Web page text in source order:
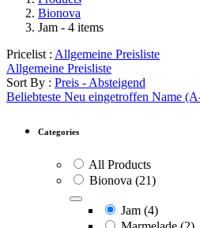
Bionova
Jam - 4 items
Pricelist : Allgemeine Preisliste
Allgemeine Preisliste
Sort By : Preis - Absteigend
Beliebteste Neu eingetroffen Name
Categories
All Products
Bionova (21)
Jam (4)